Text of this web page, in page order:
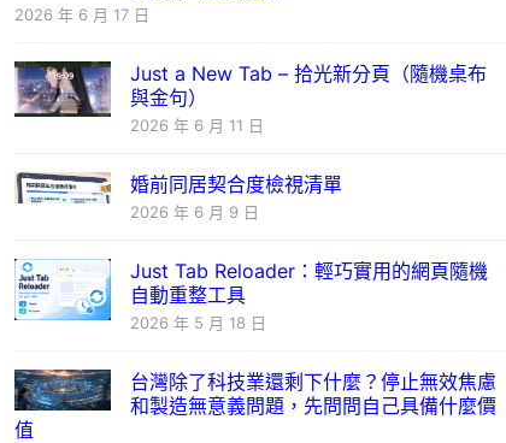
2026 年 6 月 17 日
Just a New Tab – 拾光新分頁（隨機桌布
與金句）
2026 年 6 月 11 日
婚前同居契合度檢視清單
2026 年 6 月 9 日
Just Tab Reloader：輕巧實用的網頁隨機
自動重整工具
2026 年 5 月 18 日
台灣除了科技業還剩下什麼？停止無效焦慮
和製造無意義問題，先問問自己具備什麼價
值